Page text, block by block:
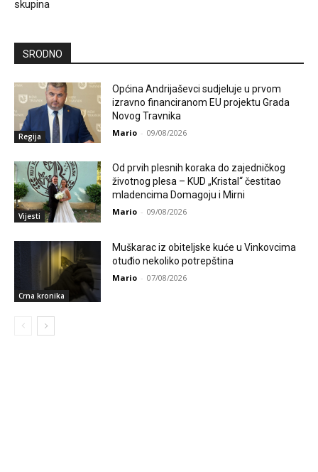
skupina
SRODNO
Regija
Općina Andrijaševci sudjeluje u prvom
izravno financiranom EU projektu Grada
Novog Travnika
Mario - 09/08/2026
Vijesti
Od prvih plesnih koraka do zajedničkog
životnog plesa – KUD „Kristal“ čestitao
mladencima Domagoju i Mirni
Mario - 09/08/2026
Crna kronika
Muškarac iz obiteljske kuće u Vinkovcima
otuđio nekoliko potrepština
Mario - 07/08/2026